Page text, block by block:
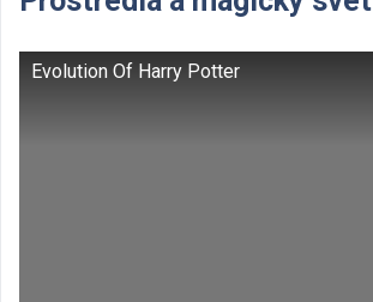
Evolution Of Harry Potter